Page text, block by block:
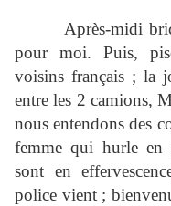
Après-midi
pour moi. Puis,
voisins français ; la
entre les 2 camions,
nous entendons des
femme qui hurle en
sont en
police vient ;